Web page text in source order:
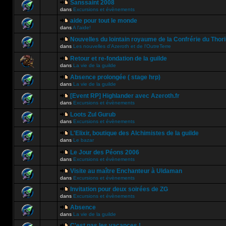
Sanssaint 2008
dans Excursions et évènements
aide pour tout le monde
dansA l'aide!
Nouvelles du lointain royaume de la Confrérie du
dans Les nouvelles d'Azeroth et de l'OutreTerre
Retour et re-fondation de la guilde
dans La vie de la guilde
Absence prolongée ( stage hrp)
dans La vie de la guilde
[Event RP] Highlander avec Azeroth.fr
dans Excursions et évènements
Loots Zul Gurub
dans Excursions et évènements
L'Elixir, boutique des Alchimistes de la guilde
dans Le bazar
Le Jour des Péons 2006
dans Excursions et évènements
Visite au maître Enchanteur à Uldaman
dans Excursions et évènements
Invitation pour deux soirées de ZG
dans Excursions et évènements
Absence
dans La vie de la guilde